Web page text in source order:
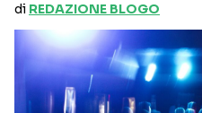
di REDAZIONE BLOGO